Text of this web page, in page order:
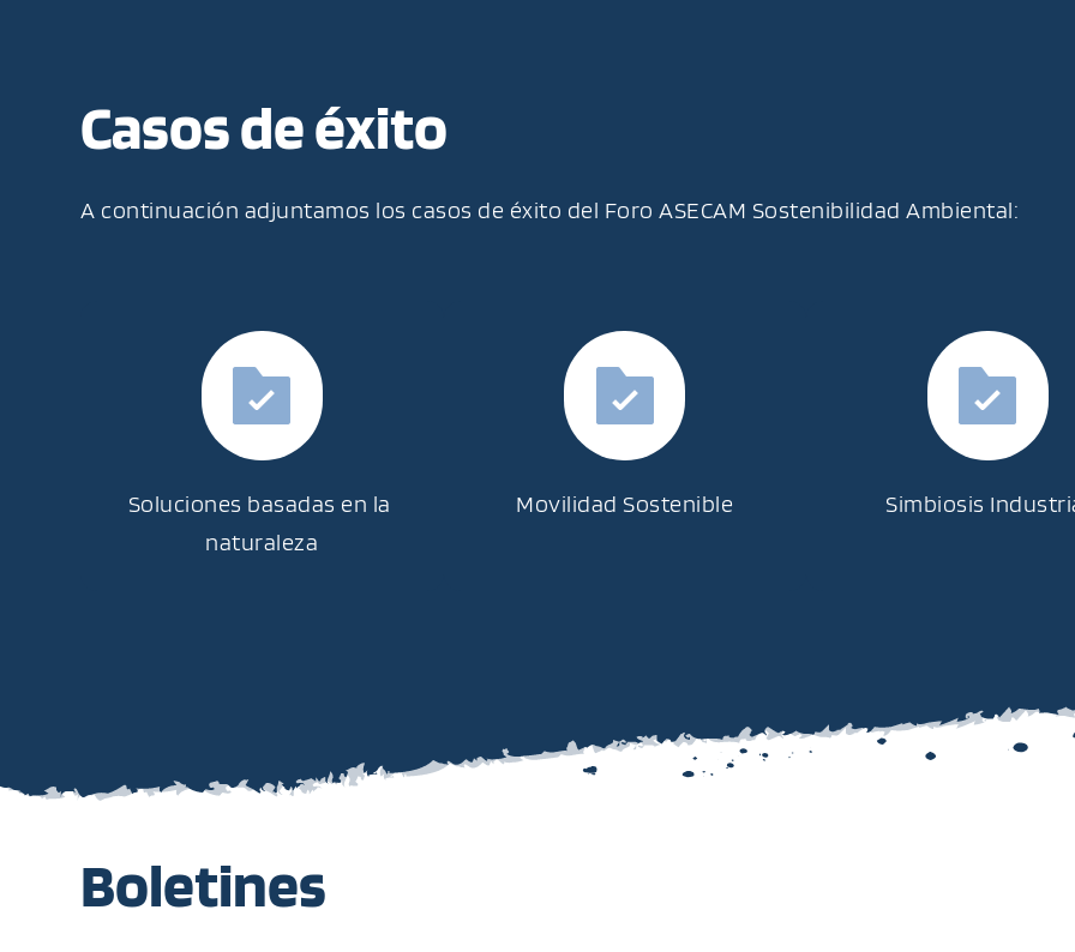
Casos de éxito
A continuación adjuntamos los casos de éxito del Foro ASECAM Sostenibilidad Ambiental:
Soluciones basadas en la
naturaleza
Movilidad Sostenible Simbiosis
Boletines